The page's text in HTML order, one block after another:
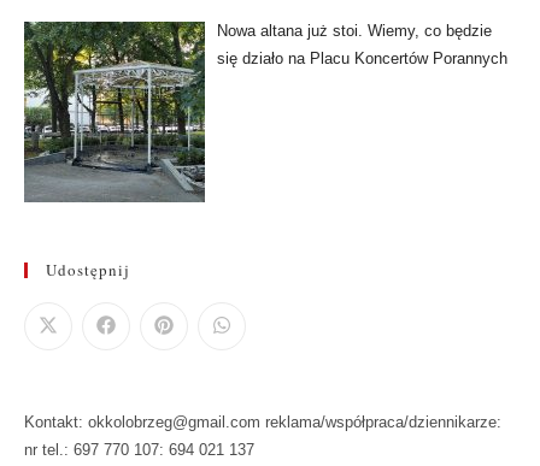
Nowa altana już stoi. Wiemy, co będzie
się działo na Placu Koncertów Porannych
Udostępnij
Kontakt: okkolobrzeg@gmail.com reklama/współpraca/dziennikarze:
nr tel.: 697 770 107: 694 021 137